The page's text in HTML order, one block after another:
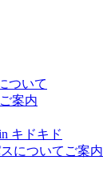
ついて
案内
キドキド
についてご案内